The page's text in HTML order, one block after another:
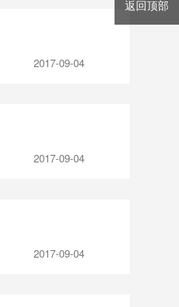
2017-09-04
2017-09-04
2017-09-04
返回顶部